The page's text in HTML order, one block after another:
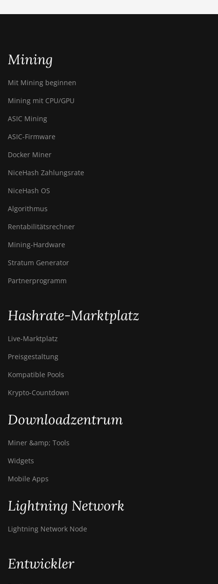
BITMAIN AntMiner
S19j Pro (104Th)
S19j Pro+ (120Th)
BITMAIN AntMiner
S21 (200Th)
BITMAIN AntMiner
S21 Hyd. (335Th)
S21 Immersion
(301Th)
BITMAIN AntMiner
S21 XP (270Th)
BITMAIN AntMiner
BITMAIN AntMiner
S21 XP Immersion
S21 XP+ Hyd
S21+ (216Th)
BITMAIN AntMiner
S21+ Hyd (319Th)
BITMAIN AntMiner
BITMAIN AntMiner
(860Th)
S21j XP Hyd
BITMAIN AntMiner
S9
Mining
Mit Mining beginnen
Mining mit CPU/GPU
ASIC Mining
ASIC-Firmware
Docker Miner
NiceHash Zahlungsrate
NiceHash OS
Algorithmus
Rentabilitätsrechner
Mining-Hardware
Stratum Generator
Partnerprogramm
Hashrate-Marktplatz
Live-Marktplatz
Preisgestaltung
Kompatible Pools
Krypto-Countdown
Downloadzentrum
Miner &amp; Tools
Widgets
Mobile Apps
Lightning Network
Lightning Network Node
Entwickler